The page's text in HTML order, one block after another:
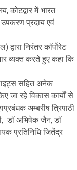
कोटद्वार में भारत
उपकरण प्रदाय एवं
निरंतर कॉर्पोरेट
व्यक्त करते हुए कहा कि
लाइट्स सहित अनेक
जा रहे विकास कार्यों से
अम्बरीष त्रिपाठी
डॉ अभिषेक जैन, डॉ
प्रतिनिधि जितेंद्र